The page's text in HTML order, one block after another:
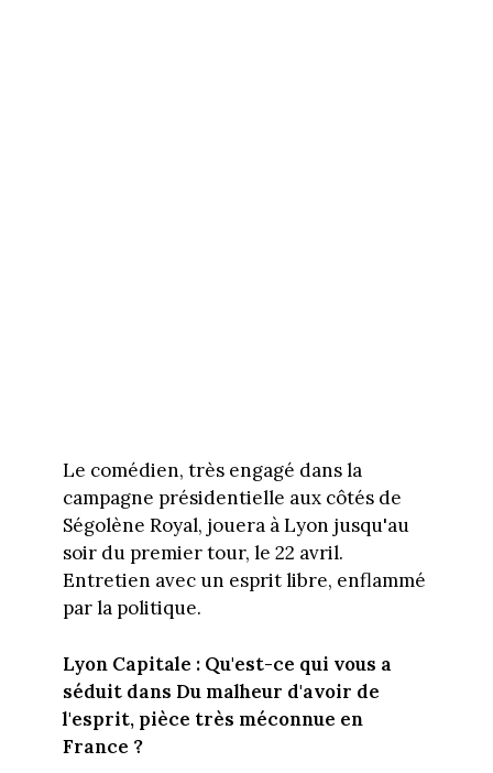
Le comédien, très engagé dans la
campagne présidentielle aux côtés de
Ségolène Royal, jouera à Lyon jusqu'au
soir du premier tour, le 22 avril.
Entretien avec un esprit libre, enflammé
par la politique.
Lyon Capitale : Qu'est-ce qui vous a
séduit dans Du malheur d'avoir de
l'esprit, pièce très méconnue en
France ?